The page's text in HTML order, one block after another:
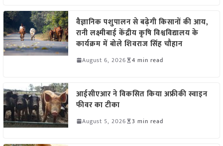
वैज्ञानिक पशुपालन से बढ़ेगी किसानों की आय,
रानी लक्ष्मीबाई केंद्रीय कृषि विश्वविद्यालय के
कार्यक्रम में बोले शिवराज सिंह चौहान
August 6, 2026 4 min read
आईसीएआर ने विकसित किया अफ्रीकी स्वाइन
फीवर का टीका
August 5, 2026 3 min read